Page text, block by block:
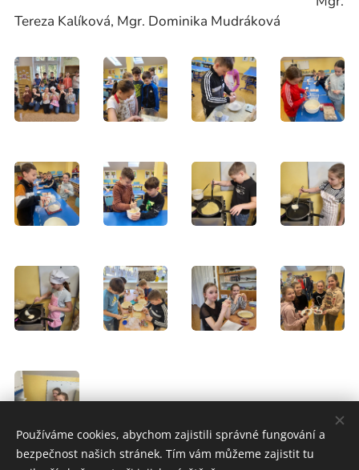
Tereza Kalíková, Mgr. Dominika Mudráková
Používáme cookies, abychom zajistili správné fungování a
bezpečnost našich stránek. Tím vám můžeme zajistit tu